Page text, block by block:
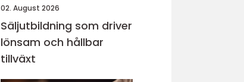
02. August 2026
Säljutbildning som driver
lönsam och hållbar
tillväxt